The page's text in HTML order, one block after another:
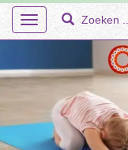
Toggle
navigation